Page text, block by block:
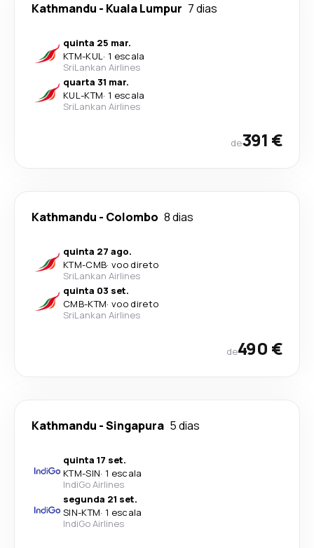
Kathmandu - Kuala Lumpur 7 dias
quinta 25 mar.
KTM-KUL· 1 escala
SriLankan Airlines
quarta 31 mar.
KUL-KTM· 1 escala
SriLankan Airlines
de391 €
Kathmandu - Colombo 8 dias
quinta 27 ago.
KTM-CMB· voo direto
SriLankan Airlines
quinta 03 set.
CMB-KTM· voo direto
SriLankan Airlines
de490 €
Kathmandu -Singapura 5 dias
quinta 17 set.
KTM-SIN· 1 escala
IndiGo Airlines
segunda 21 set.
SIN-KTM· 1 escala
IndiGo Airlines